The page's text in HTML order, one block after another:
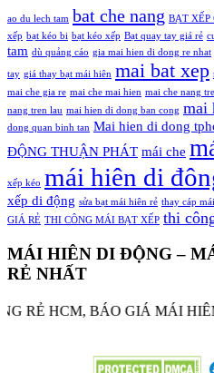
ao du lech tam bat che nang BẠT XẾP
xếp bạt kéo bi bạt kéo xếp Bạt quay tay giá rẻ
tam dù quảng cáo gia mai hien di dong re nhat
tay giá thay bạt mái hiên mai bat xep
mai che gia re mai che mai hien mai che nang
nang tren lau mai hien di dong ban cong mai
dong quan binh tan Mai hien di dong
ĐỘNG THUẬN PHÁT mái che
xếp kéo mái hiên di
xếp di động sửa bạt mái hiên rẻ thay cáp
GIÁ RẺ THI CÔNG MÁI BẠT XẾP thi
MÁI HIÊN DI ĐỘNG –
RẺ NHẤT
HCM, BÁO GIÁ MÁI